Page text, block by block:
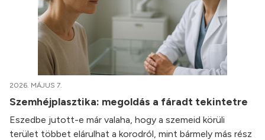
2026. MÁJUS 7.
Szemhéjplasztika: megoldás a fáradt tekintetre
Eszedbe jutott-e már valaha, hogy a szemeid körüli
terület többet elárulhat a korodról, mint bármely más rész